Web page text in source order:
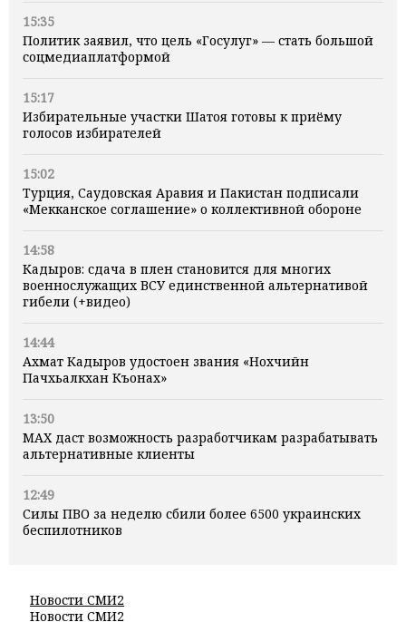
15:35
Политик заявил, что цель «Госулуг» — стать большой
соцмедиаплатформой
15:17
Избирательные участки Шатоя готовы к приёму
голосов избирателей
15:02
Турция, Саудовская Аравия и Пакистан подписали
«Мекканское соглашение» о коллективной обороне
14:58
Кадыров: сдача в плен становится для многих
военнослужащих ВСУ единственной альтернативой
гибели (+видео)
14:44
Ахмат Кадыров удостоен звания «Нохчийн
Пачхьалкхан Къонах»
13:50
MAX даст возможность разработчикам разрабатывать
альтернативные клиенты
12:49
Силы ПВО за неделю сбили более 6500 украинских
беспилотников
Новости СМИ2
Новости СМИ2